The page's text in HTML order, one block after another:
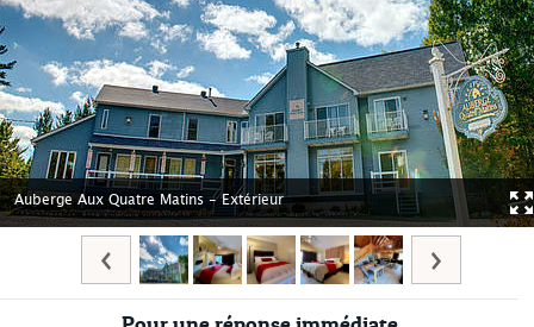
Auberge Aux Quatre Matins - Extérieur